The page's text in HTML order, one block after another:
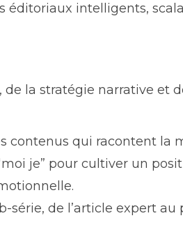
intelligents,
la stratégie narrative et
contenus qui racontent la
je” pour cultiver un
série, de l’article expert